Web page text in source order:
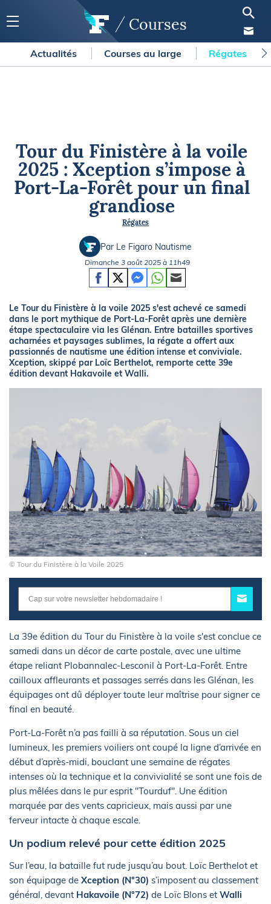
Courses
Actualités Courses au large Régates
Tour du Finistère à la voile
2025 : Xception s’impose à
Port-La-Forêt pour un final
grandiose
Régates
Par Le Figaro Nautisme
Dimanche 3 août 2025 à 11h49
Le Tour du Finistère à la voile 2025 s'est achevé ce samedi
dans le port mythique de Port-La-Forêt après une dernière
étape spectaculaire via les Glénan. Entre batailles sportives
acharnées et paysages sublimes, la régate a offert aux
passionnés de nautisme une édition intense et conviviale.
Xception, skippé par Loïc Berthelot, remporte cette 39e
édition devant Hakavoile et Walli.
© Tour du Finistère à la Voile 2025
La 39e édition du Tour du Finistère à la voile s'est conclue ce
samedi dans un décor de carte postale, avec une ultime
étape reliant Plobannalec-Lesconil à Port-La-Forêt. Entre
cailloux affleurants et passages serrés dans les Glénan, les
équipages ont dû déployer toute leur maîtrise pour signer ce
final en beauté.
Port-La-Forêt n’a pas failli à sa réputation. Sous un ciel
lumineux, les premiers voiliers ont coupé la ligne d’arrivée en
début d’après-midi, bouclant une semaine de régates
intenses où la technique et la convivialité se sont une fois de
plus mêlées dans le pur esprit "Tourduf". Une édition
marquée par des vents capricieux, mais aussi par une
ferveur intacte à chaque escale.
Un podium relevé pour cette édition 2025
Sur l’eau, la bataille fut rude jusqu’au bout. Loïc Berthelot et
son équipage de Xception (N°30) s’imposent au classement
général, devant Hakavoile (N°72) de Loïc Blons et Walli